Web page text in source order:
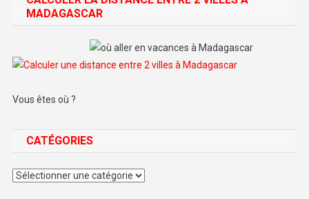
MADAGASCAR
Vous êtes où ?
CATÉGORIES
Catégories